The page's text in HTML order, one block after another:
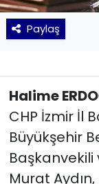
Paylaş
Halime
CHP İzmir İl
Büyükşehir
Başkanvekili
Murat
YEREL
YEREL
Yurt